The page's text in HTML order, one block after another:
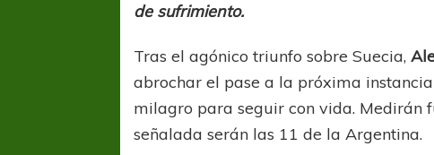
de sufrimiento.
Tras el agónico triunfo sobre Suecia,
abrochar el pase a la próxima
milagro para seguir con vida. Medirán
señalada serán las 11 de la Argentina.